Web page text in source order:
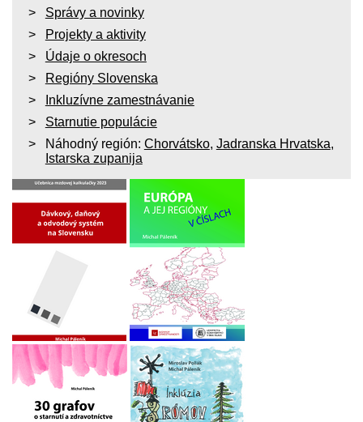
Správy a novinky
Projekty a aktivity
Údaje o okresoch
Regióny Slovenska
Inkluzívne zamestnávanie
Starnutie populácie
Náhodný región: Chorvátsko, Jadranska Hrvatska,
Istarska zupanija